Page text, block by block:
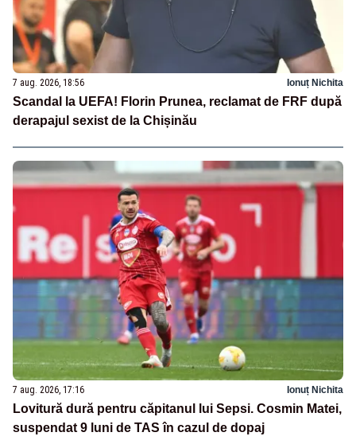
7 aug. 2026, 18:56 Ionuț Nichita
Scandal la UEFA! Florin Prunea, reclamat de FRF după
derapajul sexist de la Chișinău
7 aug. 2026, 17:16 Ionuț Nichita
Lovitură dură pentru căpitanul lui Sepsi. Cosmin Matei,
suspendat 9 luni de TAS în cazul de dopaj